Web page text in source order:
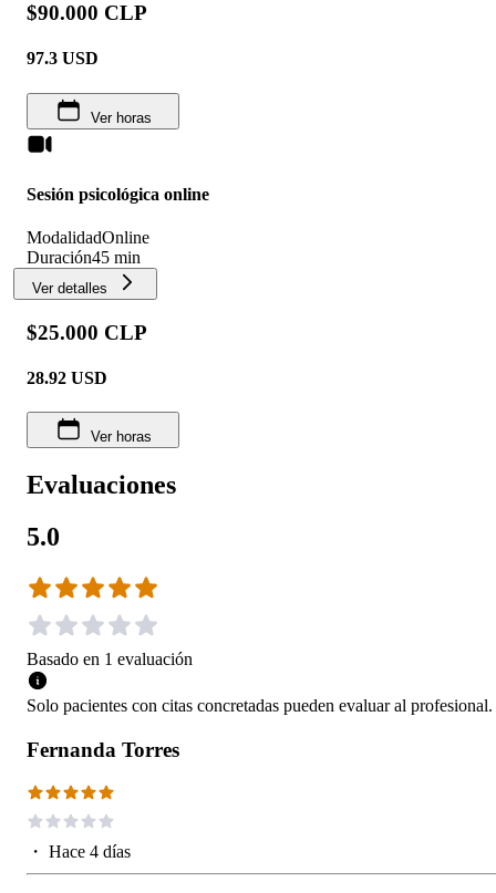
$90.000 CLP
97.3 USD
Ver horas
Sesión psicológica online
ModalidadOnline
Duración45 min
Ver detalles
$25.000 CLP
28.92 USD
Ver horas
Evaluaciones
5.0
Basado en 1 evaluación
Solo pacientes con citas concretadas pueden evaluar al profesional.
Fernanda Torres
・ Hace 4 días